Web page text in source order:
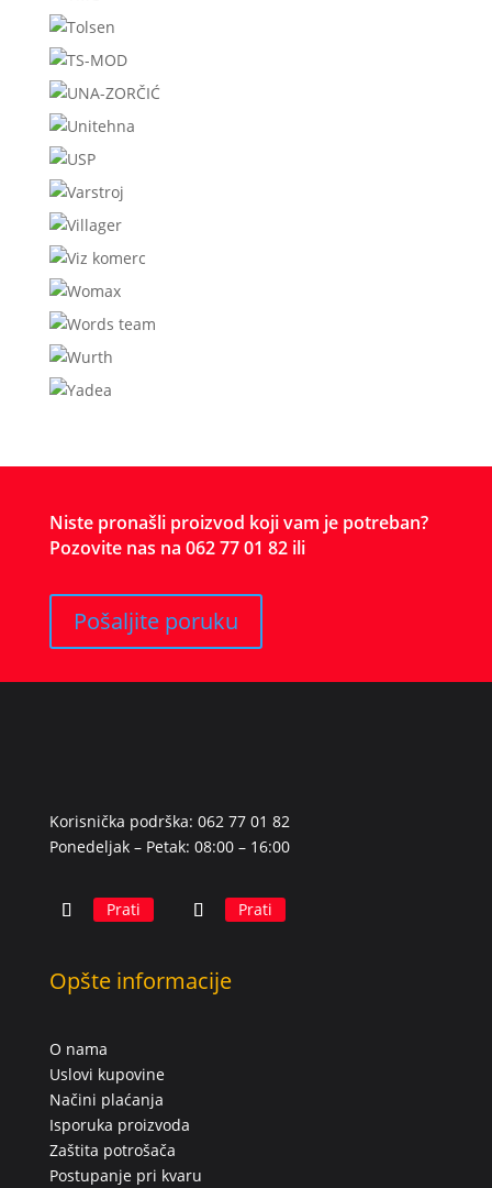
Niste pronašli proizvod koji vam je potreban?
Pozovite nas na 062 77 01 82 ili
Pošaljite poruku
Korisnička podrška: 062 77 01 82
Ponedeljak – Petak: 08:00 – 16:00
Prati Prati
Opšte informacije
O nama
Uslovi kupovine
Načini plaćanja
Isporuka proizvoda
Zaštita potrošača
Postupanje pri kvaru